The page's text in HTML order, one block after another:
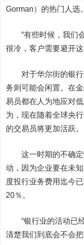
Gorman）的热门人选。
“有些时候，我们会
很冷，客户需要避开这
对于华尔街的银行
务则可能会闲置。在
易员都在人为地应对
为，现在随着全球央
的交易员将更加活跃。
这一时期的不确定
动，因为企业要在未
度投行业务费用迄今
20％。
“银行业的活动已经
清楚我们到底会不会